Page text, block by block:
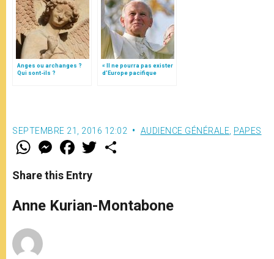
Anges ou archanges ?
Qui sont-ils ?
« Il ne pourra pas exister
d’Europe pacifique
SEPTEMBRE 21, 2016 12:02 AUDIENCE GÉNÉRALE, PAPES
W
t
s
p
p
M
e
s
e
g
e
F
a
e
b
o
k
w
r
Share this Entry
Anne Kurian-Montabone